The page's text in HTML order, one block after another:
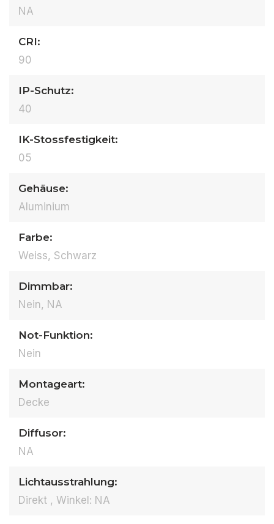
NA
CRI:
90
IP-Schutz:
40
IK-Stossfestigkeit:
05
Gehäuse:
Aluminium
Farbe:
Weiss, Schwarz
Dimmbar:
Nein, NA
Not-Funktion:
Nein
Montageart:
Decke
Diffusor:
NA
Lichtausstrahlung:
Direkt , Winkel: NA